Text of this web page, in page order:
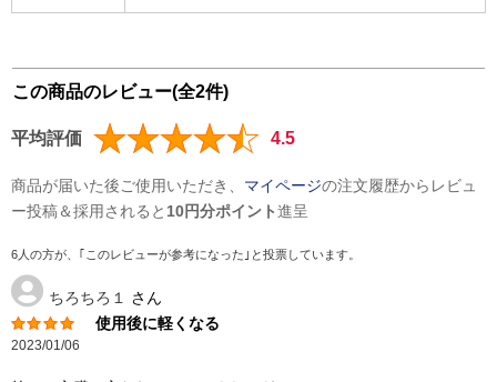
この商品のレビュー(全2件)
平均評価 4.5
商品が届いた後ご使用いただき、 マイページの注文履歴からレビュ
ー投稿＆採用されると 10円分ポイント進呈
6人の方が、｢このレビューが参考になった｣と投票しています。
ちろちろ１
さん
使用後に軽くなる
2023/01/06